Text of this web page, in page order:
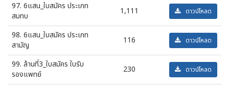
97. 6แสน_ใบสมัคร ประเภท
สมทบ
1,111 ดาวน์โหลด
98. 6แสน_ใบสมัคร ประเภท
สามัญ
116 ดาวน์โหลด
99. ล้านที่3_ใบสมัคร ใบรับ
รองแพทย์
230 ดาวน์โหลด